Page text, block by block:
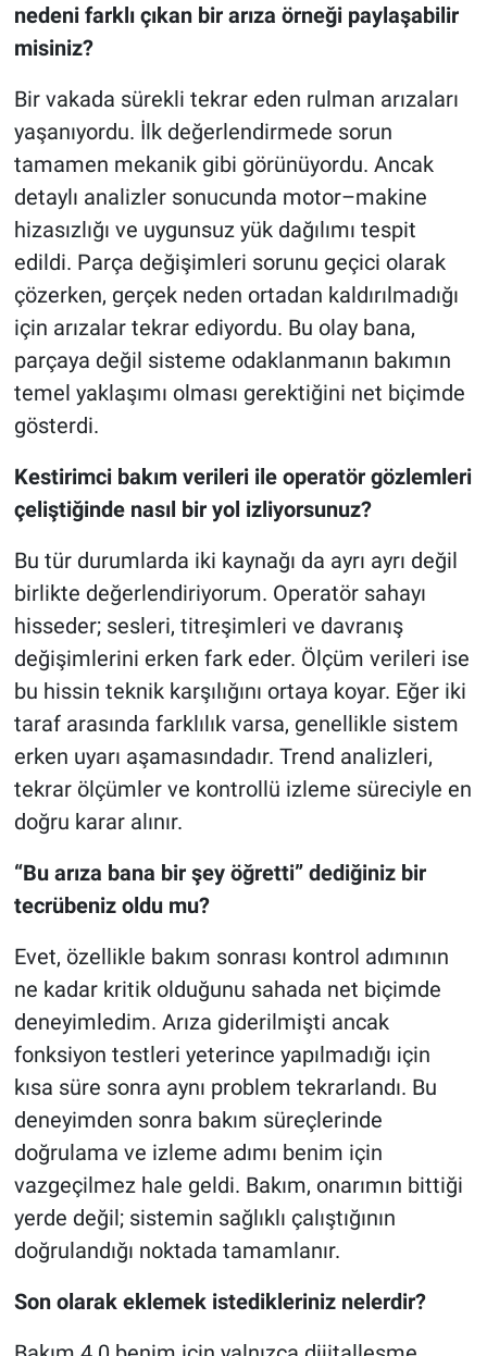
nedeni farklı çıkan bir arıza örneği paylaşabilir
misiniz?
Bir vakada sürekli tekrar eden rulman arızaları
yaşanıyordu. İlk değerlendirmede sorun
tamamen mekanik gibi görünüyordu. Ancak
detaylı analizler sonucunda motor–makine
hizasızlığı ve uygunsuz yük dağılımı tespit
edildi. Parça değişimleri sorunu geçici olarak
çözerken, gerçek neden ortadan kaldırılmadığı
için arızalar tekrar ediyordu. Bu olay bana,
parçaya değil sisteme odaklanmanın bakımın
temel yaklaşımı olması gerektiğini net biçimde
gösterdi.
Kestirimci bakım verileri ile operatör gözlemleri
çeliştiğinde nasıl bir yol izliyorsunuz?
Bu tür durumlarda iki kaynağı da ayrı ayrı değil
birlikte değerlendiriyorum. Operatör sahayı
hisseder; sesleri, titreşimleri ve davranış
değişimlerini erken fark eder. Ölçüm verileri ise
bu hissin teknik karşılığını ortaya koyar. Eğer iki
taraf arasında farklılık varsa, genellikle sistem
erken uyarı aşamasındadır. Trend analizleri,
tekrar ölçümler ve kontrollü izleme süreciyle en
doğru karar alınır.
“Bu arıza bana bir şey öğretti” dediğiniz bir
tecrübeniz oldu mu?
Evet, özellikle bakım sonrası kontrol adımının
ne kadar kritik olduğunu sahada net biçimde
deneyimledim. Arıza giderilmişti ancak
fonksiyon testleri yeterince yapılmadığı için
kısa süre sonra aynı problem tekrarlandı. Bu
deneyimden sonra bakım süreçlerinde
doğrulama ve izleme adımı benim için
vazgeçilmez hale geldi. Bakım, onarımın bittiği
yerde değil; sistemin sağlıklı çalıştığının
doğrulandığı noktada tamamlanır.
Son olarak eklemek istedikleriniz nelerdir?